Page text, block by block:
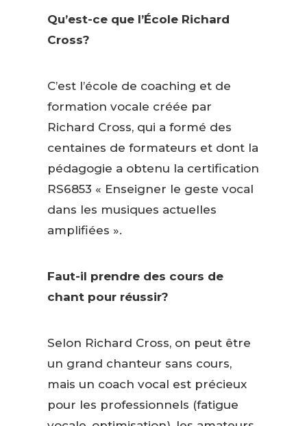
Qu’est-ce que l’École Richard
Cross?
C’est l’école de coaching et de
formation vocale créée par
Richard Cross, qui a formé des
centaines de formateurs et dont la
pédagogie a obtenu la certification
RS6853 « Enseigner le geste vocal
dans les musiques actuelles
amplifiées ».
Faut-il prendre des cours de
chant pour réussir?
Selon Richard Cross, on peut être
un grand chanteur sans cours,
mais un coach vocal est précieux
pour les professionnels (fatigue